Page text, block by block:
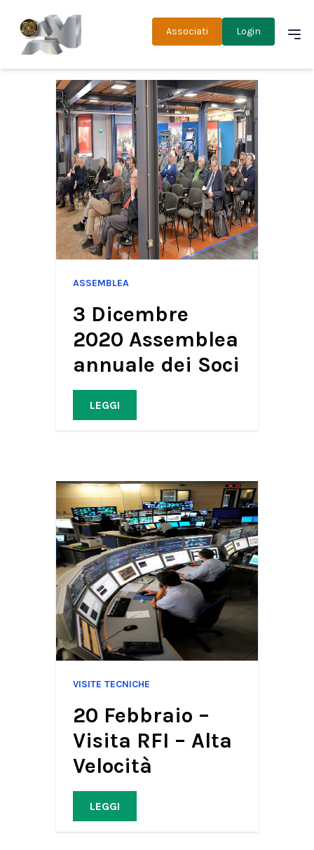
Associati Login
ASSEMBLEA
3 Dicembre
2020 Assemblea
annuale dei Soci
LEGGI
VISITE TECNICHE
20 Febbraio –
Visita RFI – Alta
Velocità
LEGGI